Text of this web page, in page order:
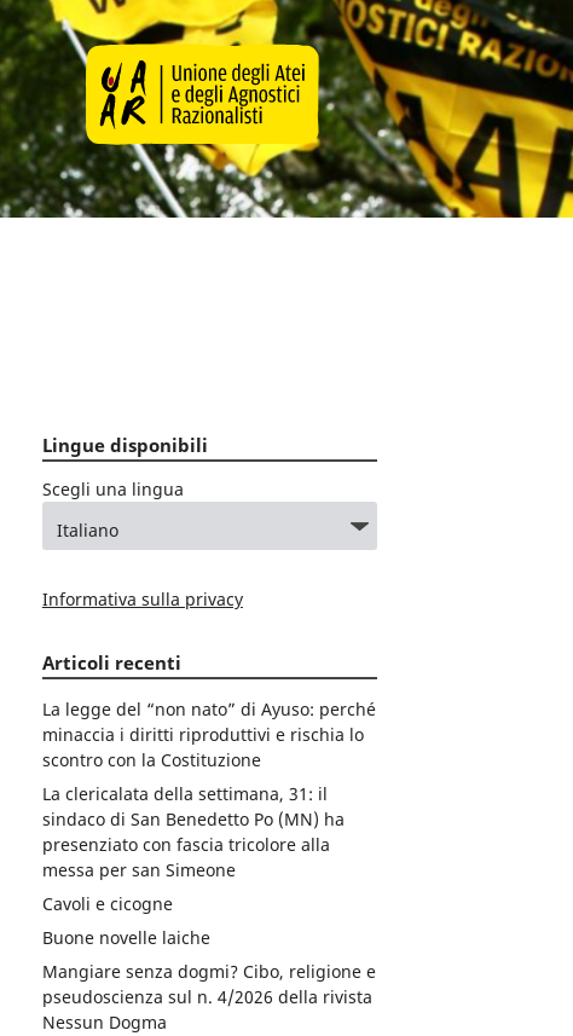
Lingue disponibili
Scegli una lingua
Informativa sulla privacy
Articoli recenti
La legge del “non nato” di Ayuso: perché
minaccia i diritti riproduttivi e rischia lo
scontro con la Costituzione
La clericalata della settimana, 31: il
sindaco di San Benedetto Po (MN) ha
presenziato con fascia tricolore alla
messa per san Simeone
Cavoli e cicogne
Buone novelle laiche
Mangiare senza dogmi? Cibo, religione e
pseudoscienza sul n. 4/2026 della rivista
Nessun Dogma